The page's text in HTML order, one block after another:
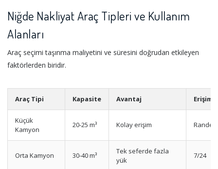
Niğde Nakliyat Araç Tipleri ve Kullanım
Alanları
Araç seçimi taşınma maliyetini ve süresini doğrudan etkileyen
faktörlerden biridir.
Araç Tipi Kapasite Avantaj Erişim
Küçük
Kamyon
20-25 m³ Kolay erişim
Orta Kamyon 30-40 m³
Tek seferde fazla
yük
7/24